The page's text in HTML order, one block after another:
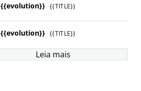
{{evolution}} {{TITLE}}
{{evolution}} {{TITLE}}
Leia mais